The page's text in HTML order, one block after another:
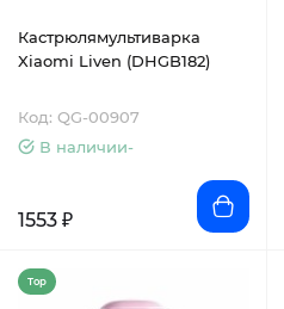
Кастрюлямультиварка
Xiaomi Liven (DHGB182)
Код: QG-00907
В наличии-
1553 ₽
Top